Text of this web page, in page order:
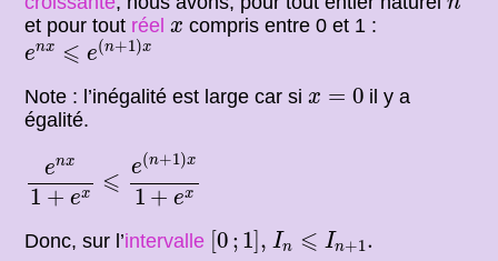
et pour tout réel x
x compris entre 0 et 1 :
enx ⩽ e(n+1)x
enx⩽ e(n+1)x
Note : l’inégalité est large car six = 0
x
il y a
égalité.
enx
1 + ex ⩽ e(n+1)x
1 + ex
x1 e(n +1
Donc, sur l’intervalle [0 ; 1],
[0 1],
In ⩽ In+1.
In ⩽I n+